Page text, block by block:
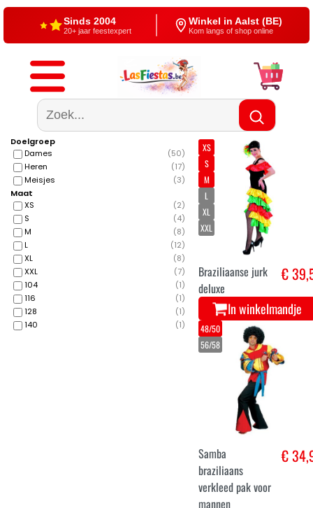
Sinds 2004
20+ jaar feestexpert
Winkel in Aalst (BE)
Kom langs of shop online
Vanaf €60 4,5/5 — Google
Doelgroep
Dames
(50)
Heren
(17)
Meisjes
(3)
Maat
XS
(2)
S
(4)
M
(8)
L
(12)
XL
(8)
XXL
(7)
104
(1)
116
(1)
128
(1)
140
(1)
XS
S
M
L
XL
XXL
Braziliaanse jurk
deluxe
€
In winkelmandje
48/50
56/58
Samba
braziliaans
verkleed pak voor
mannen
€